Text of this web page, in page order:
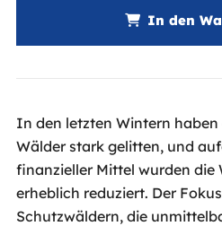
In den
In den letzten Wintern
Wälder stark gelitten, und
finanzieller Mittel wurden die
erheblich reduziert. Der
Schutzwäldern, die